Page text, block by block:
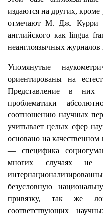
издаются на других,
отмечают М. Дж. Курри
английского как lingua
неанглоязычных журналов
Упомянутые
ориентированы на
Представление в них
проблематики
соотношению научных
учитывает целых сфер
основано на
— специфика
многих случаях не
безусловную
привязку, так же
соответствующих